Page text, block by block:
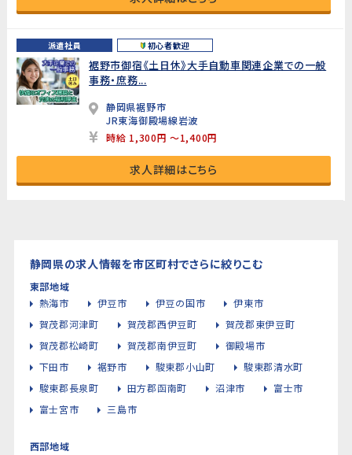
派遣社員 初心者歓迎
裾野市御宿《土日休》大手自動車関連企業での一般
事務・庶務...
静岡県裾野市
JR東海御殿場線岩波
時給 1,300円 ～1,400円
求人詳細はこちら
静岡県の求人情報を市区町村でさらに絞りこむ
東部地域
熱海市
伊豆市 伊豆の国市
伊東市
賀茂郡河津町
賀茂郡西伊豆町
賀茂郡東伊豆町
賀茂郡松崎町
賀茂郡南伊豆町
御殿場市
下田市
裾野市 駿東郡小山町
駿東郡清水町
駿東郡長泉町
田方郡函南町 沼津市
富士市
富士宮市
三島市
西部地域